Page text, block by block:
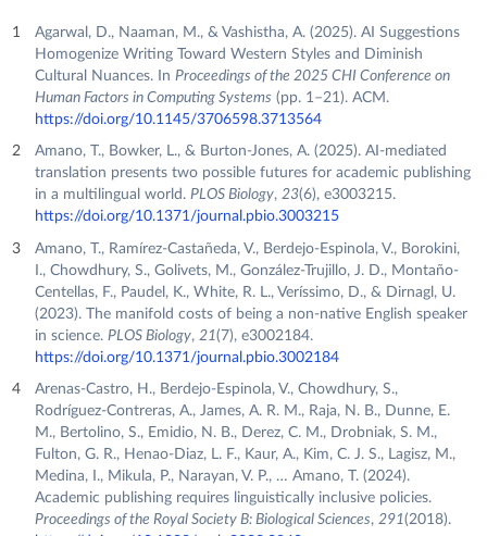
Agarwal, D., Naaman, M., & Vashistha, A. (2025). AI Suggestions
Homogenize Writing Toward Western Styles and Diminish
Cultural Nuances. In Proceedings of the 2025 CHI Conference on
Human Factors in Computing Systems (pp. 1–21). ACM.
https://doi.org/10.1145/3706598.3713564
Amano, T., Bowker, L., & Burton-Jones, A. (2025). AI-mediated
translation presents two possible futures for academic publishing
in a multilingual world. PLOS Biology, 23(6), e3003215.
https://doi.org/10.1371/journal.pbio.3003215
Amano, T., Ramírez-Castañeda, V., Berdejo-Espinola, V., Borokini,
I., Chowdhury, S., Golivets, M., González-Trujillo, J. D., Montaño-
Centellas, F., Paudel, K., White, R. L., Veríssimo, D., & Dirnagl, U.
(2023). The manifold costs of being a non-native English speaker
in science. PLOS Biology, 21(7), e3002184.
https://doi.org/10.1371/journal.pbio.3002184
Arenas-Castro, H., Berdejo-Espinola, V., Chowdhury, S.,
Rodríguez-Contreras, A., James, A. R. M., Raja, N. B., Dunne, E.
M., Bertolino, S., Emidio, N. B., Derez, C. M., Drobniak, S. M.,
Fulton, G. R., Henao-Diaz, L. F., Kaur, A., Kim, C. J. S., Lagisz, M.,
Medina, I., Mikula, P., Narayan, V. P., … Amano, T. (2024).
Academic publishing requires linguistically inclusive policies.
Proceedings of the Royal Society B: Biological Sciences, 291(2018).